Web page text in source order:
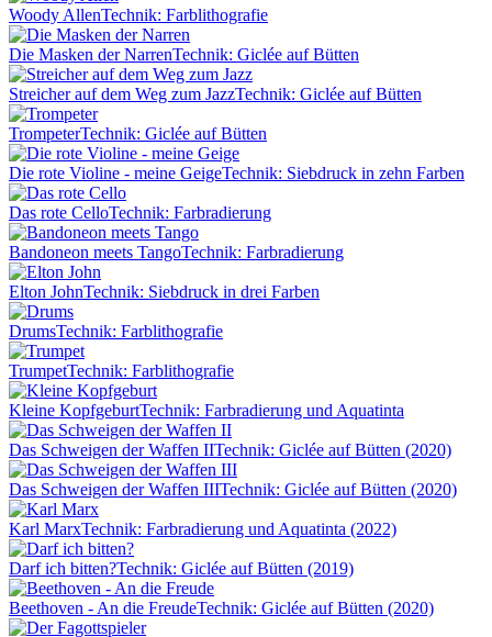
Woody AllenTechnik: Farblithografie
Die Masken der NarrenTechnik: Giclée auf Bütten
Streicher auf dem Weg zum JazzTechnik: Giclée auf Bütten
TrompeterTechnik: Giclée auf Bütten
Die rote Violine - meine GeigeTechnik: Siebdruck in zehn Farben
Das rote CelloTechnik: Farbradierung
Bandoneon meets TangoTechnik: Farbradierung
Elton JohnTechnik: Siebdruck in drei Farben
DrumsTechnik: Farblithografie
TrumpetTechnik: Farblithografie
Kleine KopfgeburtTechnik: Farbradierung und Aquatinta
Das Schweigen der Waffen IITechnik: Giclée auf Bütten (2020)
Das Schweigen der Waffen IIITechnik: Giclée auf Bütten (2020)
Karl MarxTechnik: Farbradierung und Aquatinta (2022)
Darf ich bitten?Technik: Giclée auf Bütten (2019)
Beethoven - An die FreudeTechnik: Giclée auf Bütten (2020)